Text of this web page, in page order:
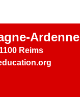
Ardenne
Reims